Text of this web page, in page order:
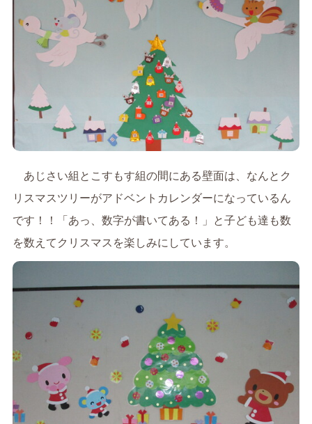
あじさい組とこすもす組の間にある壁面は、なんとク
リスマスツリーがアドベントカレンダーになっているん
です！！「あっ、数字が書いてある！」と子ども達も数
を数えてクリスマスを楽しみにしています。